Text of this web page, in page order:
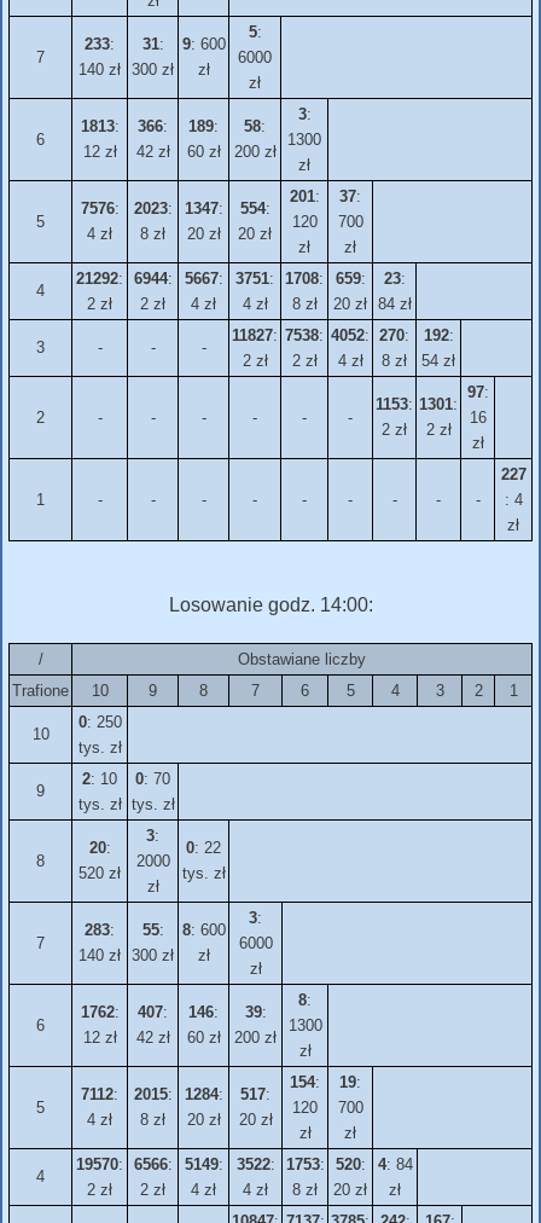
7
233:
140 zł
31:
300 zł
9: 600
zł
5:
6000
zł
6
1813:
12 zł
366:
42 zł
189:
60 zł
58:
200 zł
3:
1300
zł
5
7576:
4 zł
2023:
8 zł
1347:
20 zł
554:
20 zł
201:
120
zł
37:
700
zł
4
21292:
2 zł
6944:
2 zł
5667:
4 zł
3751:
4 zł
1708:
8 zł
659:
20 zł
23:
84 zł
3 - - -
11827:
2 zł
7538:
2 zł
4052:
4 zł
270:
8 zł
192:
54 zł
2 - - - - - -
1153:
2 zł
1301:
2 zł
97:
16
zł
1 - - - - - - - - -
227
: 4
zł
Losowanie godz. 14:00:
/
Obstawiane liczby
Trafione
10 9 8 7 6 5 4 3 2 1
10
0: 250
tys. zł
9
2: 10
tys. zł
0: 70
tys. zł
8
20:
520 zł
3:
2000
zł
0: 22
tys. zł
7
283:
140 zł
55:
300 zł
8: 600
zł
3:
6000
zł
6
1762:
12 zł
407:
42 zł
146:
60 zł
39:
200 zł
8:
1300
zł
5
7112:
4 zł
2015:
8 zł
1284:
20 zł
517:
20 zł
154:
120
zł
19:
700
zł
4
19570:
2 zł
6566:
2 zł
5149:
4 zł
3522:
4 zł
1753:
8 zł
520:
20 zł
4: 84
zł